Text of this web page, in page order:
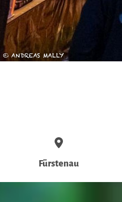
© ANDREAS MALLY
Fürstenau